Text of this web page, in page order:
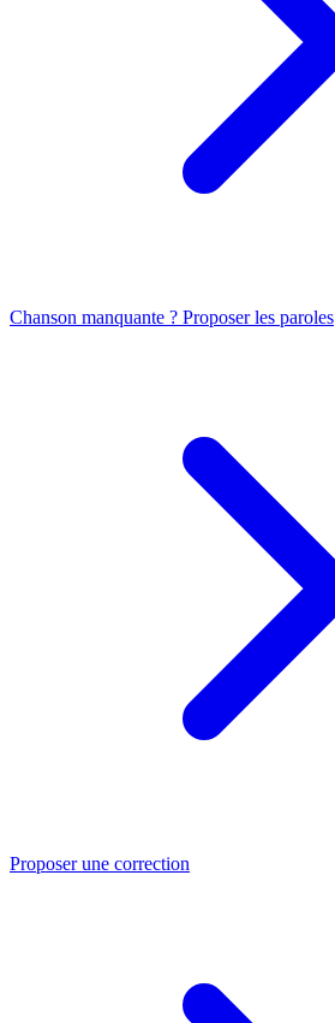
Chanson manquante ? Proposer les paroles
Proposer une correction